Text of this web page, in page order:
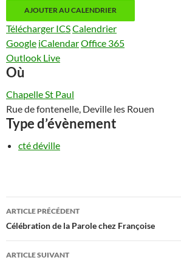
AJOUTER AU CALENDRIER
Télécharger ICSCalendrier
Google iCalendarOffice 365
Outlook Live
Où
Chapelle St Paul
Rue de fontenelle, Deville les Rouen
Type d’évènement
cté déville
Navigation
des
articles
ARTICLE PRÉCÉDENT
Célébration de la Parole chez Françoise
ARTICLE SUIVANT